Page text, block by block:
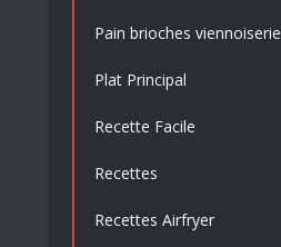
Pain brioches viennoiserie
Plat Principal
Recette Facile
Recettes
Recettes Airfryer